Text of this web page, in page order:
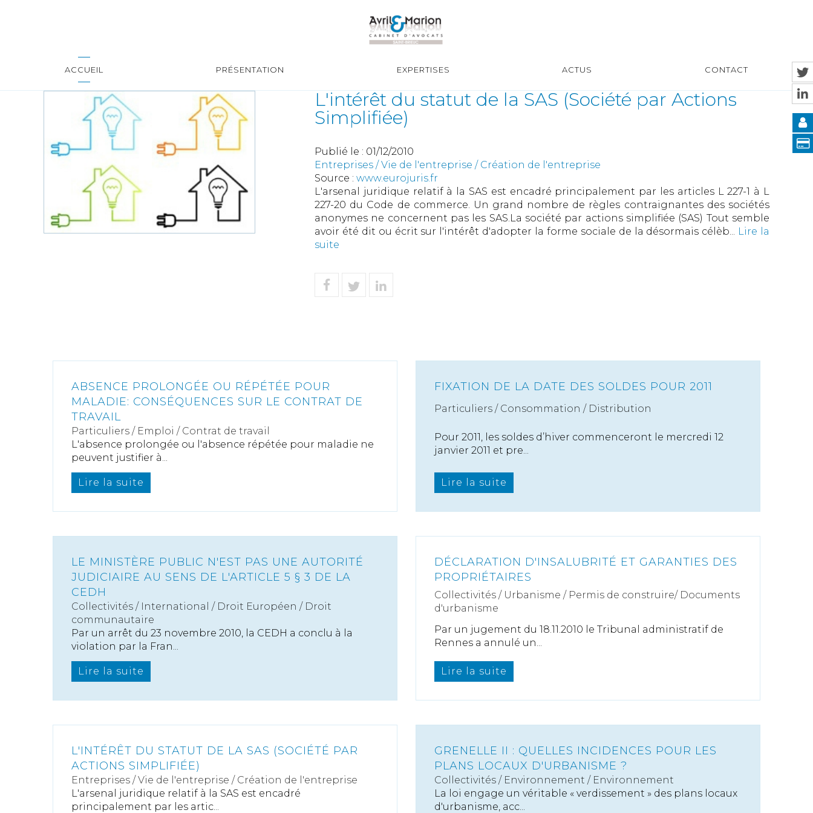
ACCUEIL PRÉSENTATION EXPERTISES ACTUS CONTACT
L'intérêt du statut de la SAS (Société par Actions
Simplifiée)
Publié le : 01/12/2010
Entreprises /Vie de l'entreprise / Création de l'entreprise
Source : www.eurojuris.fr
L'arsenal juridique relatif à la SAS est encadré principalement par les articles L 227-1 à L
227-20 du Code de commerce. Un grand nombre de règles contraignantes des sociétés
anonymes ne concernent pas les SAS.La société par actions simplifiée (SAS) Tout semble
avoir été dit ou écrit sur l'intérêt d'adopter la forme sociale de la désormais célèb... Lire la
suite
ABSENCE PROLONGÉE OU RÉPÉTÉE POUR
MALADIE: CONSÉQUENCES SUR LE CONTRAT DE
TRAVAIL
Particuliers / Emploi / Contrat de travail
L'absence prolongée ou l'absence répétée pour maladie ne
peuvent justifier à...
Lire la suite
FIXATION DE LA DATE DES SOLDES POUR 2011
Particuliers / Consommation / Distribution
Pour 2011, les soldes d’hiver commenceront le mercredi 12
janvier 2011 et pre...
Lire la suite
LE MINISTÈRE PUBLIC N'EST PAS UNE AUTORITÉ
JUDICIAIRE AU SENS DE L'ARTICLE 5 § 3 DE LA
CEDH
Collectivités / International / Droit Européen / Droit
communautaire
Par un arrêt du 23 novembre 2010, la CEDH a conclu à la
violation par la Fran...
Lire la suite
DÉCLARATION D'INSALUBRITÉ ET GARANTIES DES
PROPRIÉTAIRES
Collectivités / Urbanisme / Permis de construire/ Documents
d'urbanisme
Par un jugement du 18.11.2010 le Tribunal administratif de
Rennes a annulé un...
Lire la suite
L'INTÉRÊT DU STATUT DE LA SAS (SOCIÉTÉ PAR
ACTIONS SIMPLIFIÉE)
Entreprises /Vie de l'entreprise / Création de l'entreprise
L'arsenal juridique relatif à la SAS est encadré
principalement par les artic...
GRENELLE II : QUELLES INCIDENCES POUR LES
PLANS LOCAUX D'URBANISME ?
Collectivités / Environnement / Environnement
La loi engage un véritable « verdissement » des plans locaux
d'urbanisme, acc...